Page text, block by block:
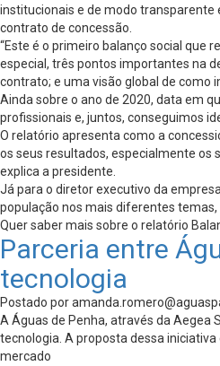
institucionais e de modo transparente
contrato de concessão.
“Este é o primeiro balanço social que
especial, três pontos importantes na
contrato; e uma visão global de como
Ainda sobre o ano de 2020, data em
profissionais e, juntos, conseguimos
O relatório apresenta como a
os seus resultados, especialmente os
explica a presidente.
Já para o diretor executivo da
população nos mais diferentes
Quer saber mais sobre o relatório
Parceria entre
tecnologia
Postado por
A Águas de Penha, através da Aegea
tecnologia. A proposta dessa
mercado